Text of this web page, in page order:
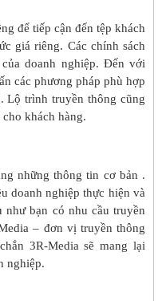
để tiếp cận đến tệp khách
giá riêng. Các chính sách
doanh nghiệp. Đến với
các phương pháp phù hợp
Lộ trình truyền thông cũng
khách hàng.
những thông tin cơ bản .
doanh nghiệp thực hiện và
như bạn có nhu cầu truyền
– đơn vị truyền thông
3R-Media sẽ mang lại
nghiệp.